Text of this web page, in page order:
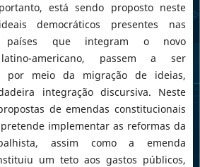
está sendo proposto neste
democráticos presentes nas
países que integram o novo
latino-americano, passem a ser
por meio da migração de ideias,
integração discursiva. Neste
de emendas constitucionais
implementar as reformas da
assim como a emenda
um teto aos gastos públicos,